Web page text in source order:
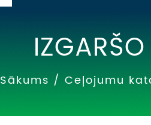
Sākums / Ceļojumu